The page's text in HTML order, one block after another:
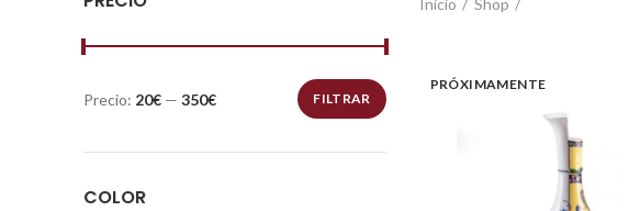
FILTRAR
Precio: 20€ — 350€
COLOR
Inicio Shop
PRÓXIMAMENTE